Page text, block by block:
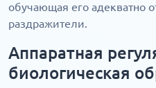
обучающая его адекватно
раздражители.
Аппаратная
биологическая